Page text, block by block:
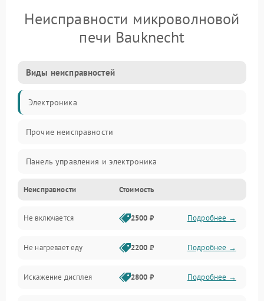
Неисправности микроволновой
печи Bauknecht
Виды неисправностей
Электроника
Прочие неисправности
Панель управления и электроника
Дверца и корпус
Механика и внутренние элементы
Механические повреждения
Питание и запуск
Неисправности Стоимость
Не включается 2500 ₽ Подробнее →
Не нагревает еду 2200 ₽ Подробнее →
Искажение дисплея 2800 ₽ Подробнее →